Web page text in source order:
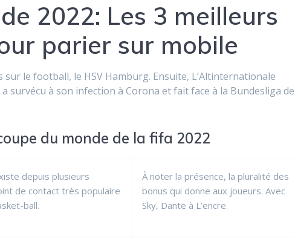
2022: Les 3 meilleurs
parier sur mobile
le football, le HSV Hamburg. Ensuite, L’Altinternationale
survécu à son infection à Corona et fait face à la Bundesliga de
du monde de la fifa 2022
depuis plusieurs
de contact très populaire
ball.
À noter la présence, la pluralité des
bonus qui donne aux joueurs. Avec
Sky, Dante à L’encre.